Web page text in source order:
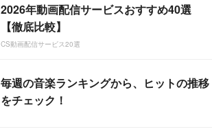
2026年動画配信サービスおすすめ40選
【徹底比較】
CS動画配信サービス20選
毎週の音楽ランキングから、ヒットの推移
をチェック！